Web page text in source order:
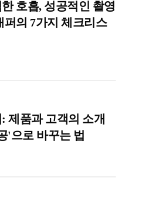
호흡, 성공적인 촬영
퍼의 7가지 체크리스
제품과 고객의 소개
'으로 바꾸는 법